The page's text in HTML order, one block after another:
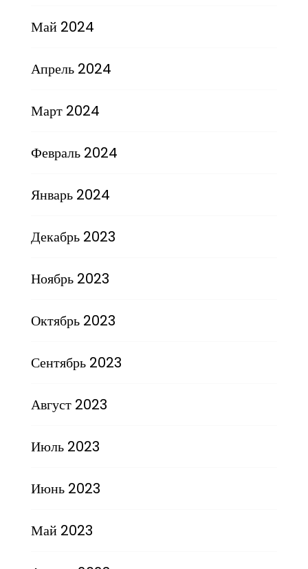
Май 2024
Апрель 2024
Март 2024
Февраль 2024
Январь 2024
Декабрь 2023
Ноябрь 2023
Октябрь 2023
Сентябрь 2023
Август 2023
Июль 2023
Июнь 2023
Май 2023